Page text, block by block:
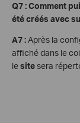
Q7 : Comment
été créés avec
A7 :Après la
affiché dans le
lesitesera